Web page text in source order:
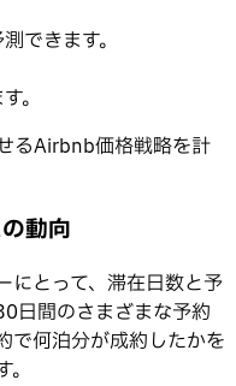
できます。
。
るAirbnb価格戦略を計
動向
にとって、滞在日数と予
日間のさまざまな予約
で何泊分が成約したかを